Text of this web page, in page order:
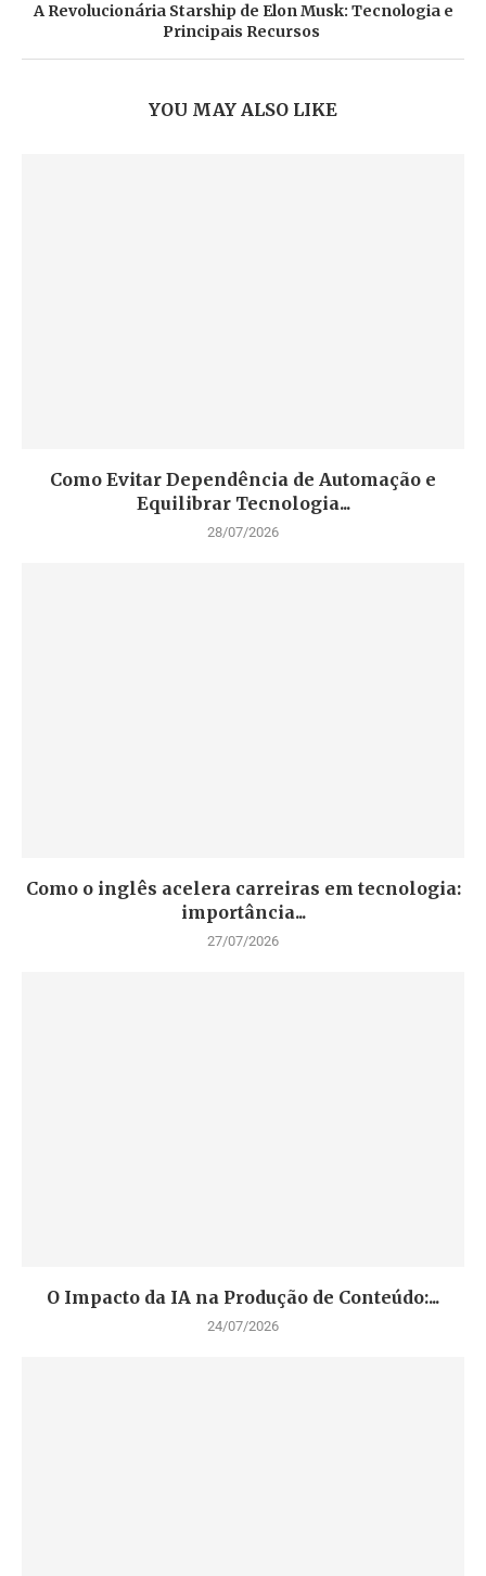
A Revolucionária Starship de Elon Musk: Tecnologia e
Principais Recursos
YOU MAY ALSO LIKE
Como Evitar Dependência de Automação e
Equilibrar Tecnologia...
28/07/2026
Como o inglês acelera carreiras em tecnologia:
importância...
27/07/2026
O Impacto da IA na Produção de Conteúdo:...
24/07/2026